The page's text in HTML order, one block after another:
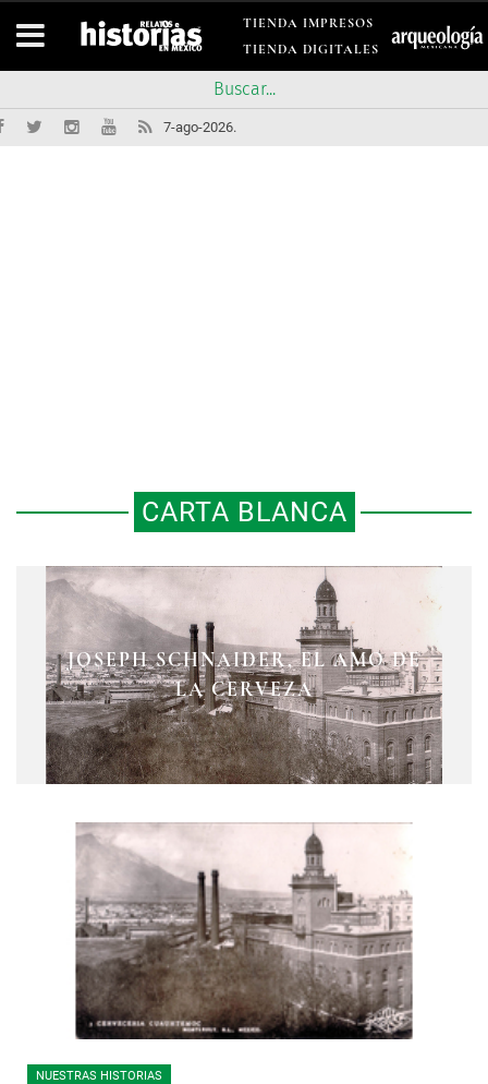
TIENDA IMPRESOS
TIENDA DIGITALES
7-ago-2026.
CARTA BLANCA
JOSEPH SCHNAIDER, EL AMO DE
LA CERVEZA
NUESTRAS HISTORIAS